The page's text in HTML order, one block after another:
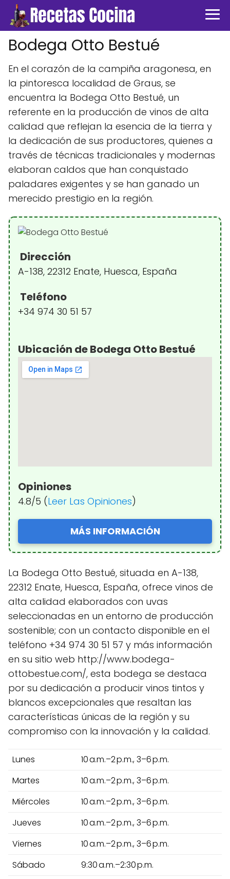
Bodega Otto Bestué
En el corazón de la campiña aragonesa, en
la pintoresca localidad de Graus, se
encuentra la Bodega Otto Bestué, un
referente en la producción de vinos de alta
calidad que reflejan la esencia de la tierra y
la dedicación de sus productores, quienes a
través de técnicas tradicionales y modernas
elaboran caldos que han conquistado
paladares exigentes y se han ganado un
merecido prestigio en la región.
Dirección
A-138, 22312 Enate, Huesca, España
Teléfono
+34 974 30 51 57
Ubicación de Bodega Otto Bestué
Opiniones
4.8/5 (Leer Las Opiniones)
MÁS INFORMACIÓN
La Bodega Otto Bestué, situada en A-138,
22312 Enate, Huesca, España, ofrece vinos de
alta calidad elaborados con uvas
seleccionadas en un entorno de producción
sostenible; con un contacto disponible en el
teléfono +34 974 30 51 57 y más información
en su sitio web http://www.bodega-
ottobestue.com/, esta bodega se destaca
por su dedicación a producir vinos tintos y
blancos excepcionales que resaltan las
características únicas de la región y su
compromiso con la innovación y la calidad.
Lunes
10 a.m.–2 p.m., 3–6 p.m.
Martes
10 a.m.–2 p.m., 3–6 p.m.
Miércoles
10 a.m.–2 p.m., 3–6 p.m.
Jueves
10 a.m.–2 p.m., 3–6 p.m.
Viernes
10 a.m.–2 p.m., 3–6 p.m.
Sábado
9:30 a.m.–2:30 p.m.